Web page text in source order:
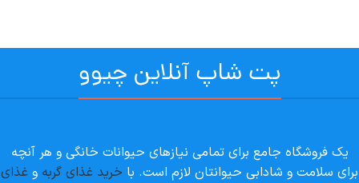
پت شاپ آنلاین چیوو
یک فروشگاه جامع برای تمامی نیازهای حیوانات خانگی و هر آنچه
برای سلامت و شادابی حیوانتان لازم است. با خرید غذای گربه و غذای